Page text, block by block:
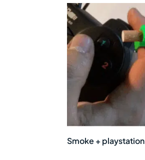
Smoke + playstation